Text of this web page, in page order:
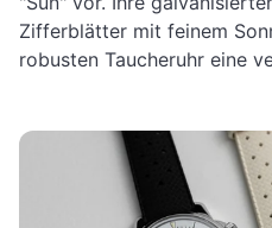
Zifferblätter mit feinem
robusten Taucheruhr eine